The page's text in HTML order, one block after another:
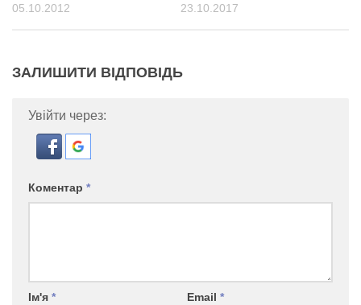
05.10.2012 23.10.2017
ЗАЛИШИТИ ВІДПОВІДЬ
Увійти через:
Коментар *
Ім'я * Email *